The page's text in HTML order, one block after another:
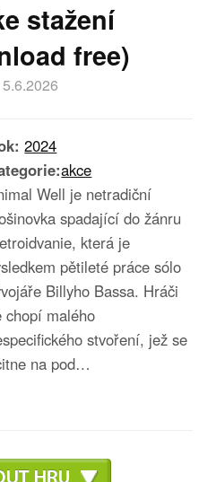
stažení
free)
2024
akce
Well je netradiční
spadající do žánru
která je
pětileté práce sólo
Billyho Bassa. Hráči
chopí malého
stvoření, jež se
na pod…